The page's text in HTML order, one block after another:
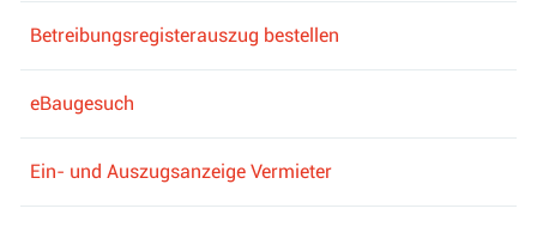
Betreibungsregisterauszug bestellen
eBaugesuch
Ein- und Auszugsanzeige Vermieter